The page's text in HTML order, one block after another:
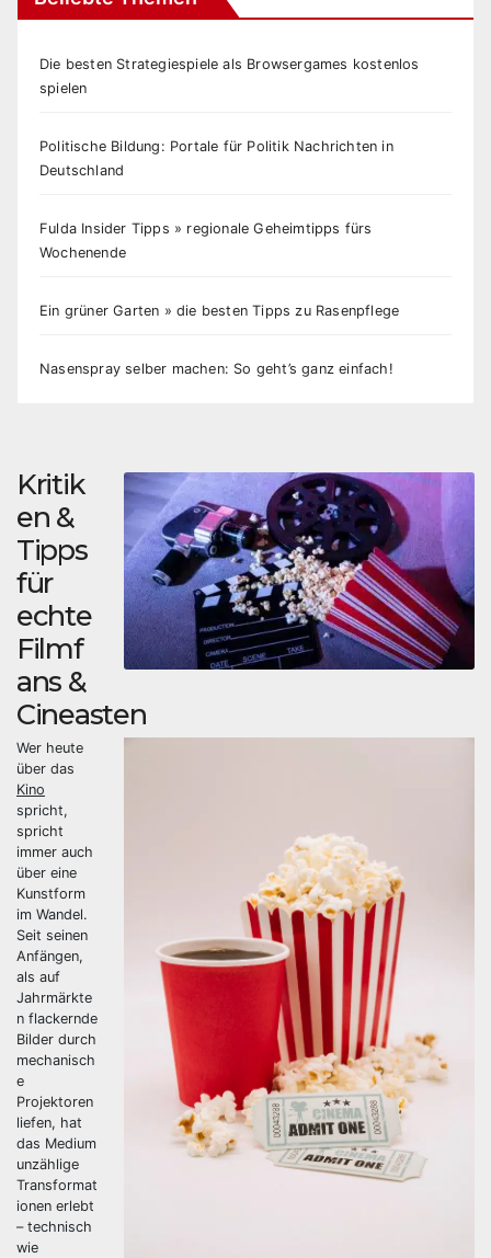
Die besten Strategiespiele als Browsergames kostenlos
spielen
Politische Bildung: Portale für Politik Nachrichten in
Deutschland
Fulda Insider Tipps » regionale Geheimtipps fürs
Wochenende
Ein grüner Garten » die besten Tipps zu Rasenpflege
Nasenspray selber machen: So geht’s ganz einfach!
Kritik
en &
Tipps
für
echte
Filmf
ans &
Cineasten
Wer heute
über das
Kino
spricht,
spricht
immer auch
über eine
Kunstform
im Wandel.
Seit seinen
Anfängen,
als auf
Jahrmärkte
n flackernde
Bilder durch
mechanisch
e
Projektoren
liefen, hat
das Medium
unzählige
Transformat
ionen erlebt
– technisch
wie